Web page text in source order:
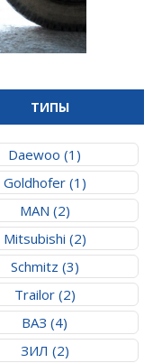
ТИПЫ
Daewoo (1)
Goldhofer (1)
MAN (2)
Mitsubishi (2)
Schmitz (3)
Trailor (2)
ВАЗ (4)
ЗИЛ (2)